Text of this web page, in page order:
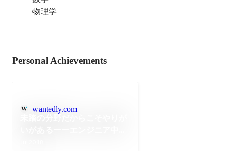
物理学
Personal Achievements
wantedly.com